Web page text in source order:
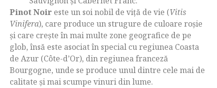
Pinot Noir este un soi nobil de viță de vie (Vitis
Vinifera), care produce un strugure de culoare roșie
și care crește în mai multe zone geografice de pe
glob, însă este asociat în special cu regiunea Coasta
de Azur (Côte-d’Or), din regiunea franceză
Bourgogne, unde se produce unul dintre cele mai de
calitate și mai scumpe vinuri din lume.